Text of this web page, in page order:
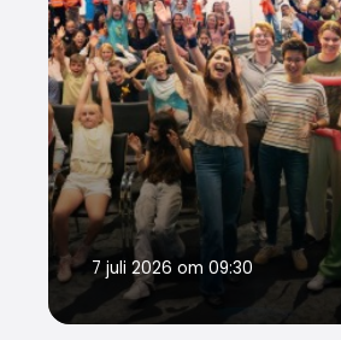
7 juli 2026 om 09:30